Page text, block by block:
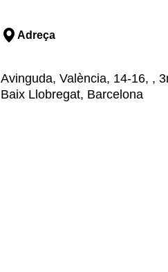
Adreça
Avinguda, València, 14-16, ,
Baix Llobregat, Barcelona